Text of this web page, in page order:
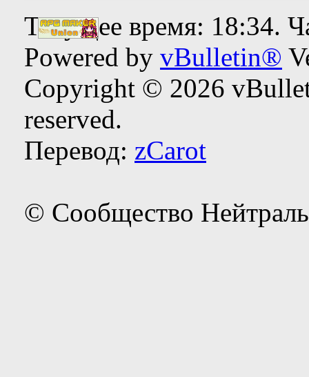
Текущее время: 18:34.
Powered by vBulletin®
Copyright © 2026
reserved.
Перевод: zCarot
© Сообщество